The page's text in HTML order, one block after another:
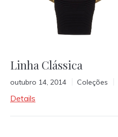
Linha Clássica
outubro 14, 2014 Coleções
Details